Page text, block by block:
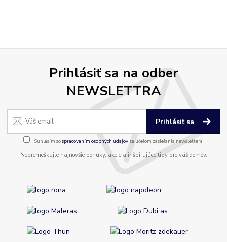
Prihlásiť sa na odber
NEWSLETTRA
Prihlásiť sa
Súhlasím sospracovaním osobných údajov za účelom zasielania newslettera.
Nepremeškajte najnovšie ponuky, akcie a inšpirujúce tipy pre váš domov.